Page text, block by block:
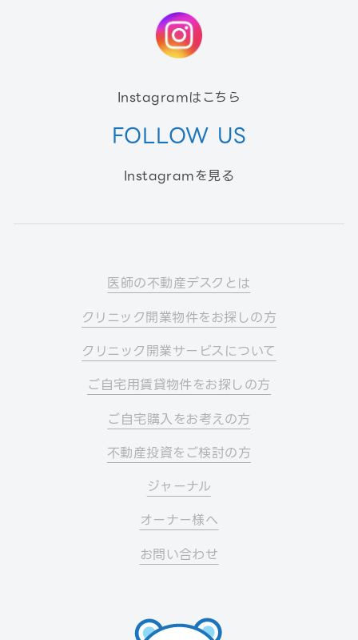
Instagramはこちら
FOLLOW US
Instagramを見る
医師の不動産デスクとは
クリニック開業物件をお探しの方
クリニック開業サービスについて
ご自宅用賃貸物件をお探しの方
ご自宅購入をお考えの方
不動産投資をご検討の方
ジャーナル
オーナー様へ
お問い合わせ